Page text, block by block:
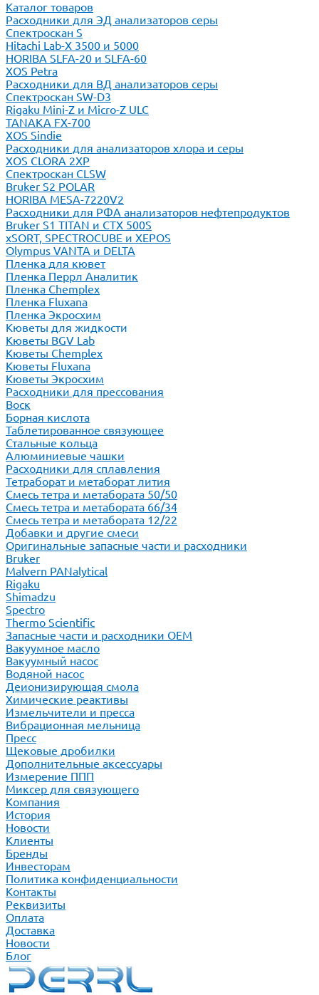
Каталог товаров
Расходники для ЭД анализаторов серы
Спектроскан S
Hitachi Lab-X 3500 и 5000
HORIBA SLFA-20 и SLFA-60
XOS Petra
Расходники для ВД анализаторов серы
Спектроскан SW-D3
Rigaku Mini-Z и Micro-Z ULC
TANAKA FX-700
XOS Sindie
Расходники для анализаторов хлора и серы
XOS CLORA 2XP
Спектроскан CLSW
Bruker S2 POLAR
HORIBA MESA-7220V2
Расходники для РФА анализаторов нефтепродуктов
Bruker S1 TITAN и CTX 500S
xSORT, SPECTROCUBE и XEPOS
Olympus VANTA и DELTA
Пленка для кювет
Пленка Перрл Аналитик
Пленка Chemplex
Пленка Fluxana
Пленка Экросхим
Кюветы для жидкости
Кюветы BGV Lab
Кюветы Chemplex
Кюветы Fluxana
Кюветы Экросхим
Расходники для прессования
Воск
Борная кислота
Таблетированное связующее
Стальные кольца
Алюминиевые чашки
Расходники для сплавления
Тетраборат и метаборат лития
Смесь тетра и метабората 50/50
Смесь тетра и метабората 66/34
Смесь тетра и метабората 12/22
Добавки и другие смеси
Оригинальные запасные части и расходники
Bruker
Malvern PANalytical
Rigaku
Shimadzu
Spectro
Thermo Scientific
Запасные части и расходники ОЕМ
Вакуумное масло
Вакуумный насос
Водяной насос
Деионизирующая смола
Химические реактивы
Измельчители и пресса
Вибрационная мельница
Пресс
Щековые дробилки
Дополнительные аксессуары
Измерение ППП
Миксер для связующего
Компания
История
Новости
Клиенты
Бренды
Инвесторам
Политика конфиденциальности
Контакты
Реквизиты
Оплата
Доставка
Новости
Блог